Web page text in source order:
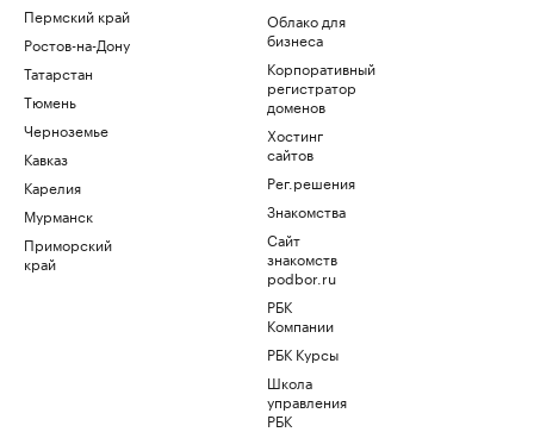
Пермский край
Ростов-на-Дону
Татарстан
Тюмень
Черноземье
Кавказ
Карелия
Мурманск
Приморский
край
Облако для
бизнеса
Корпоративный
регистратор
доменов
Хостинг
сайтов
Рег.решения
Знакомства
Сайт
знакомств
podbor.ru
РБК
Компании
РБК Курсы
Школа
управления
РБК